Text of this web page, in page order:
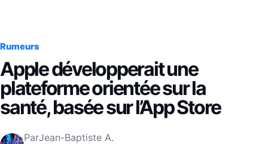
Rumeurs
Apple développerait une
plateforme orientée sur la
santé, basée sur l’App Store
ParJean-Baptiste A.